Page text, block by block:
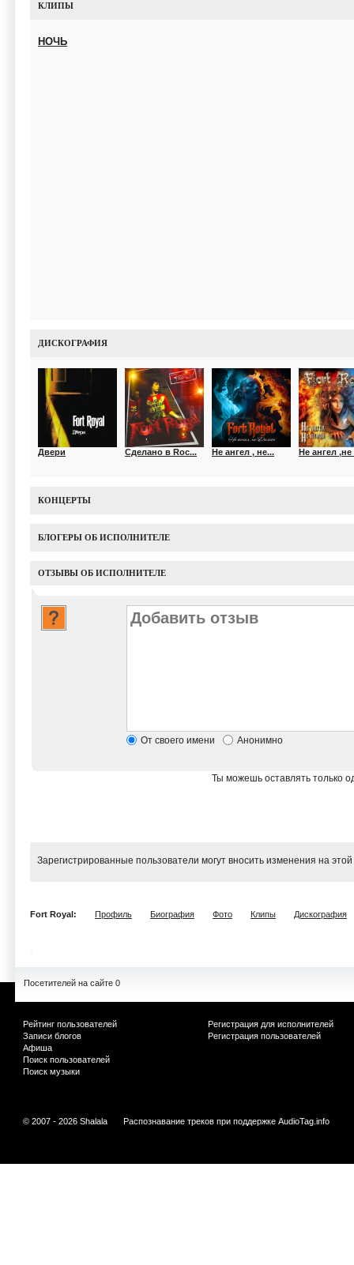
КЛИПЫ
НОЧЬ
ДИСКОГРАФИЯ
Двери Сделано в Roc... Не ангел , не... Не ангел ,не
КОНЦЕРТЫ
БЛОГЕРЫ ОБ ИСПОЛНИТЕЛЕ
ОТЗЫВЫ ОБ ИСПОЛНИТЕЛЕ
От своего имени Анонимно
Ты можешь оставлять только
Зарегистрированные пользователи могут вносить изменения на
Fort Royal: Профиль Биография Фото Клипы Дискография
Посетителей на сайте 0
Рейтинг пользователей
Записи блогов
Афиша
Поиск пользователей
Поиск музыки
Регистрация для исполнителей
Регистрация пользователей
© 2007 - 2026 Shalala Распознавание треков при поддержке AudioTag.info